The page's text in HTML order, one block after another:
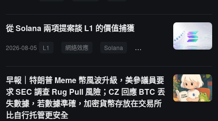
從 Solana 兩項提案談 L1 的價值捕獲
2026-08-05 L1 網絡效應 Solana 價值捕獲
早報｜特朗普 Meme 幣風波升級，美參議員要
求 SEC 調查 Rug Pull 風險；CZ 回應 BTC 丟
失數據，若數據準確，加密貨幣存放在交易所
比自行托管更安全